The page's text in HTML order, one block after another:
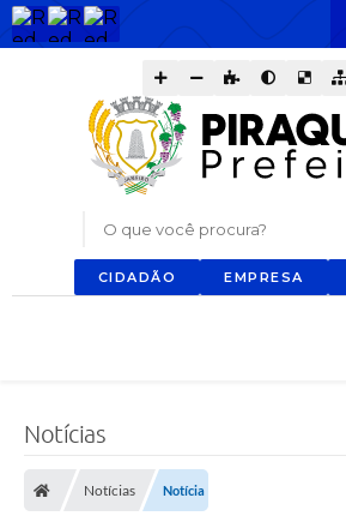
O que você procura?
CIDADÃO EMPRESA
Notícias
Notícias Notícia